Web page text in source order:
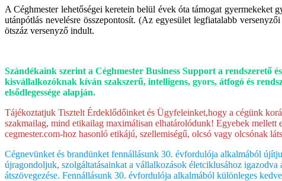
A Céghmester lehetőségei keretein belül évek óta támogat
utánpótlás nevelésre összepontosít. (Az egyesület legfiatalabb
ötszáz versenyző indult.
Szándékaink szerint a Céghmester Business Support a rendszerető
kisvállalkozóknak kíván szakszerű, intelligens, gyors, átfogó és
elsődlegessége alapján.
Tájékoztatjuk Tisztelt Érdeklődőinket és Ügyfeleinket,hogy a cégünk
szakmailag, mind etikailag maximálisan elhatárolódunk! Egyebek
cegmester.com-hoz hasonló etikájú, szellemiségű, olcsó vagy olcsónak
Cégnevünket és brandünket fennállásunk 30. évfordulója alkalmából
újragondoljuk, szolgáltatásainkat a vállalkozások életciklusához
átszövegezése. Fennállásunk 30. évfordulója alkalmából különleges